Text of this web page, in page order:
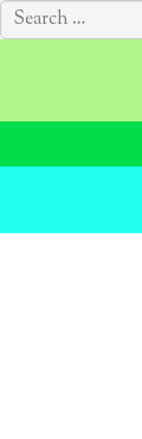
Search
for: